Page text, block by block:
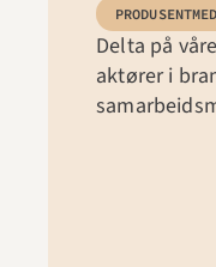
Delta på
aktører i